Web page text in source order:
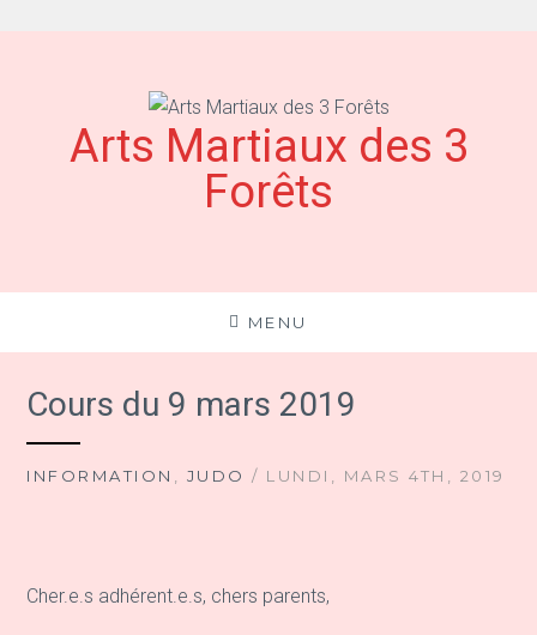
Arts Martiaux des 3
Forêts
MENU
Cours du 9 mars 2019
INFORMATION JUDO / LUNDI, MARS 4TH, 2019
Cher.e.s adhérent.e.s, chers parents,